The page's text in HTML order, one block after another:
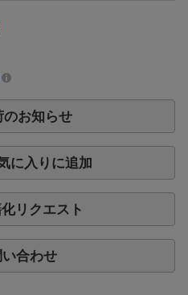
のお知らせ
に入りに追加
リクエスト
い合わせ